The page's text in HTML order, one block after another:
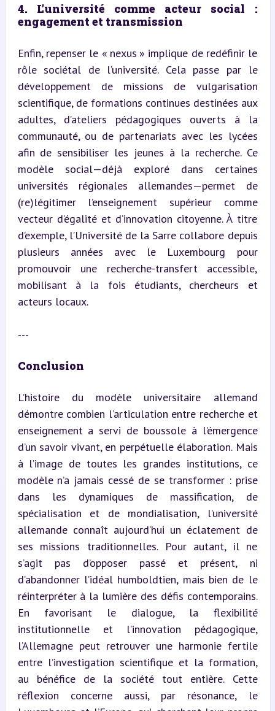
4. L’université comme acteur social :
engagement et transmission
Enfin, repenser le « nexus » implique de redéfinir le
rôle sociétal de l’université. Cela passe par le
développement de missions de vulgarisation
scientifique, de formations continues destinées aux
adultes, d’ateliers pédagogiques ouverts à la
communauté, ou de partenariats avec les lycées
afin de sensibiliser les jeunes à la recherche. Ce
modèle social—déjà exploré dans certaines
universités régionales allemandes—permet de
(re)légitimer l’enseignement supérieur comme
vecteur d’égalité et d’innovation citoyenne. À titre
d’exemple, l’Université de la Sarre collabore depuis
plusieurs années avec le Luxembourg pour
promouvoir une recherche-transfert accessible,
mobilisant à la fois étudiants, chercheurs et
acteurs locaux.
---
Conclusion
L’histoire du modèle universitaire allemand
démontre combien l’articulation entre recherche et
enseignement a servi de boussole à l’émergence
d’un savoir vivant, en perpétuelle élaboration. Mais
à l’image de toutes les grandes institutions, ce
modèle n’a jamais cessé de se transformer : prise
dans les dynamiques de massification, de
spécialisation et de mondialisation, l’université
allemande connaît aujourd’hui un éclatement de
ses missions traditionnelles. Pour autant, il ne
s’agit pas d’opposer passé et présent, ni
d’abandonner l’idéal humboldtien, mais bien de le
réinterpréter à la lumière des défis contemporains.
En favorisant le dialogue, la flexibilité
institutionnelle et l’innovation pédagogique,
l’Allemagne peut retrouver une harmonie fertile
entre l’investigation scientifique et la formation,
au bénéfice de la société tout entière. Cette
réflexion concerne aussi, par résonance, le